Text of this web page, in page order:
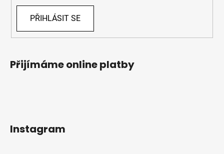
PŘIHLÁSIT SE
Přijímáme online platby
Instagram